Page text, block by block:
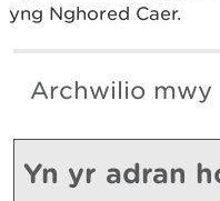
yng Nghored Caer.
Archwilio mwy
Yn yr adran